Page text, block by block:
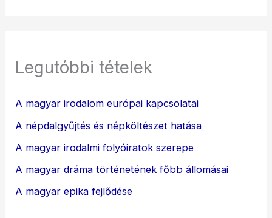
Legutóbbi tételek
A magyar irodalom európai kapcsolatai
A népdalgyűjtés és népköltészet hatása
A magyar irodalmi folyóiratok szerepe
A magyar dráma történetének főbb állomásai
A magyar epika fejlődése